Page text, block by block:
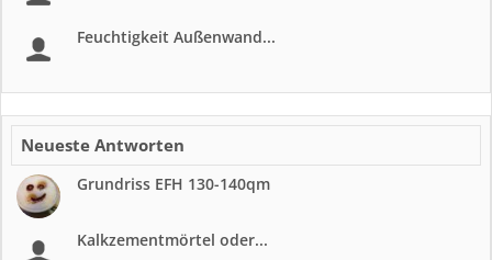
Feuchtigkeit Außenwand...
Neueste Antworten
Grundriss EFH 130-140qm
Kalkzementmörtel oder...